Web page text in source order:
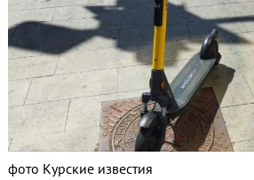
фото Курские известия